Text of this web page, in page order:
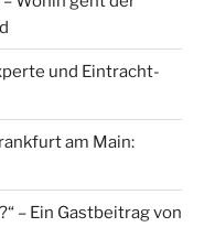
und Eintracht-
am Main:
– Ein Gastbeitrag von